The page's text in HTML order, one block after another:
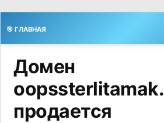
🎯 ГЛАВНАЯ
Домен
продается